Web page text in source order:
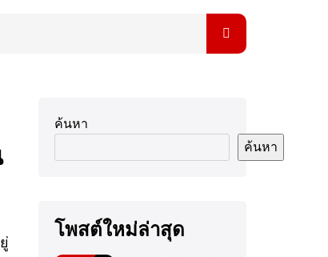
ค้นหา
ค้นหา
โพสต์ใหม่ล่าสุด